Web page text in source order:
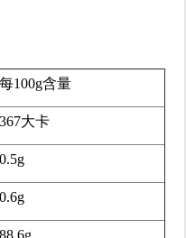
每100g含量
367大卡
0.5g
0.6g